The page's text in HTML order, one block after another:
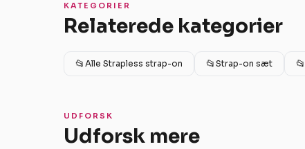
KATEGORIER
Relaterede kategorier
📂 Alle Strapless strap-on 📂 Strap-on sæt 📂
UDFORSK
Udforsk mere